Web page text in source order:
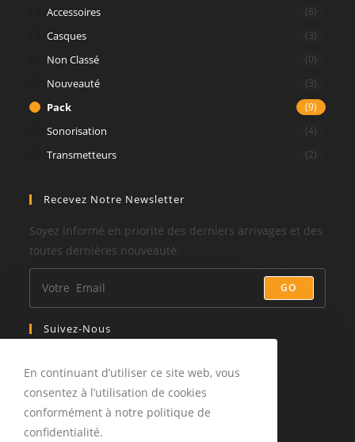
Accessoires (6)
Casques (3)
Non Classé (0)
Nouveauté (3)
Pack (9)
Sonorisation (4)
Transmetteurs (2)
Recevez Notre Newsletter
Soyez informé en priorité des derniers arrivages et des
toutes dernières nouveauté.
GO
Suivez-Nous
En continuant d’utiliser ce site web, vous
consentez à l’utilisation de cookies
conformément à notre politique de
confidentialité.